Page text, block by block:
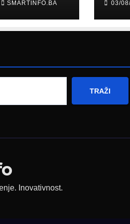
SMARTINFO.BA 03/
TRAŽI
Inovativnost.